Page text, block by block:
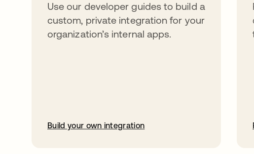
Use our developer guides to build a
custom, private integration for your
organization’s internal apps.
Build your own integration